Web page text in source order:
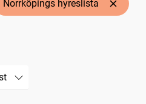
Norrköpings hyreslista